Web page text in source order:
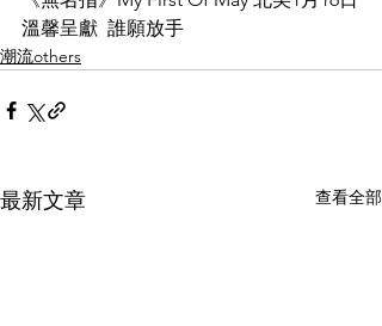
溫馨呈獻 誰願放手
潮流others
最新文章 查看全部